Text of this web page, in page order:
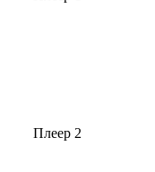
Плеер 2